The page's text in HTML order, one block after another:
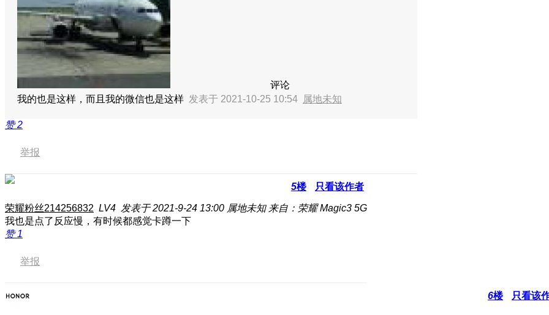
评论
我的也是这样，而且我的微信也是这样 发表于 2021-10-25 10:54 属地未知
赞2
举报
5楼 只看该作者
荣耀粉丝214256832 LV4 发表于 2021-9-24 13:00 属地未知 来自：荣耀 Magic3 5G
我也是点了反应慢，有时候都感觉卡蹲一下
赞1
举报
6楼 只看该